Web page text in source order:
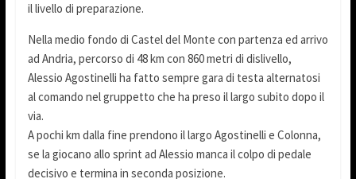
il livello di preparazione.
Nella medio fondo di Castel del Monte con partenza ed arrivo
ad Andria, percorso di 48 km con 860 metri di dislivello,
Alessio Agostinelli ha fatto sempre gara di testa alternatosi
al comando nel gruppetto che ha preso il largo subito dopo il
via.
A pochi km dalla fine prendono il largo Agostinelli e Colonna,
se la giocano allo sprint ad Alessio manca il colpo di pedale
decisivo e termina in seconda posizione.